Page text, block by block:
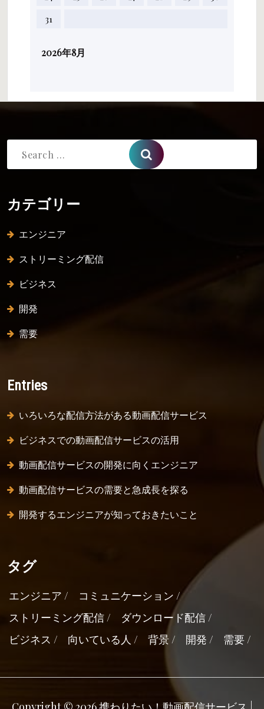
2026年8月
31
Search
カテゴリー
エンジニア
ストリーミング配信
ビジネス
開発
需要
Entries
いろいろな配信方法がある動画配信サービス
ビジネスでの動画配信サービスの活用
動画配信サービスの開発に向くエンジニア
動画配信サービスの需要と急成長を探る
開発するエンジニアが知っておきたいこと
タグ
エンジニア
コミュニケーション
ストリーミング配信
ダウンロード配信
ビジネス
向いている人 背景 開発 需要